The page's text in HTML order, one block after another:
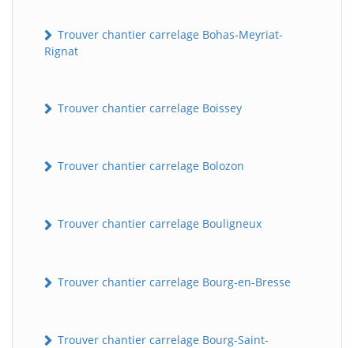
Trouver chantier carrelage Bohas-Meyriat-
Rignat
Trouver chantier carrelage Boissey
Trouver chantier carrelage Bolozon
Trouver chantier carrelage Bouligneux
Trouver chantier carrelage Bourg-en-Bresse
Trouver chantier carrelage Bourg-Saint-